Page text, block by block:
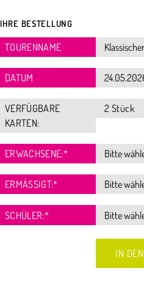
IHRE BESTELLUNG
TOURENNAME
DATUM
VERFÜGBARE
KARTEN:
2 Stück
ERWACHSENE:*
ERMÄSSIGT:*
SCHÜLER:*